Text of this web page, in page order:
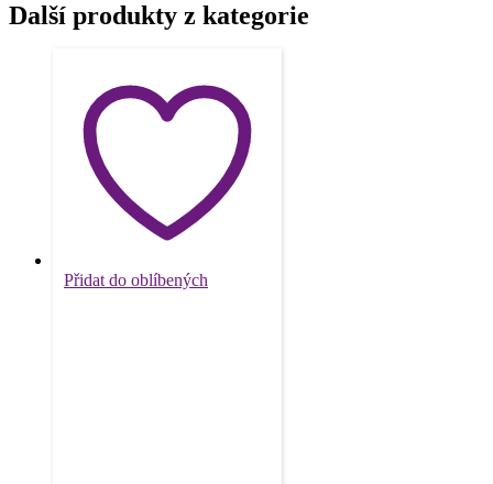
Další produkty z kategorie
Přidat do oblíbených